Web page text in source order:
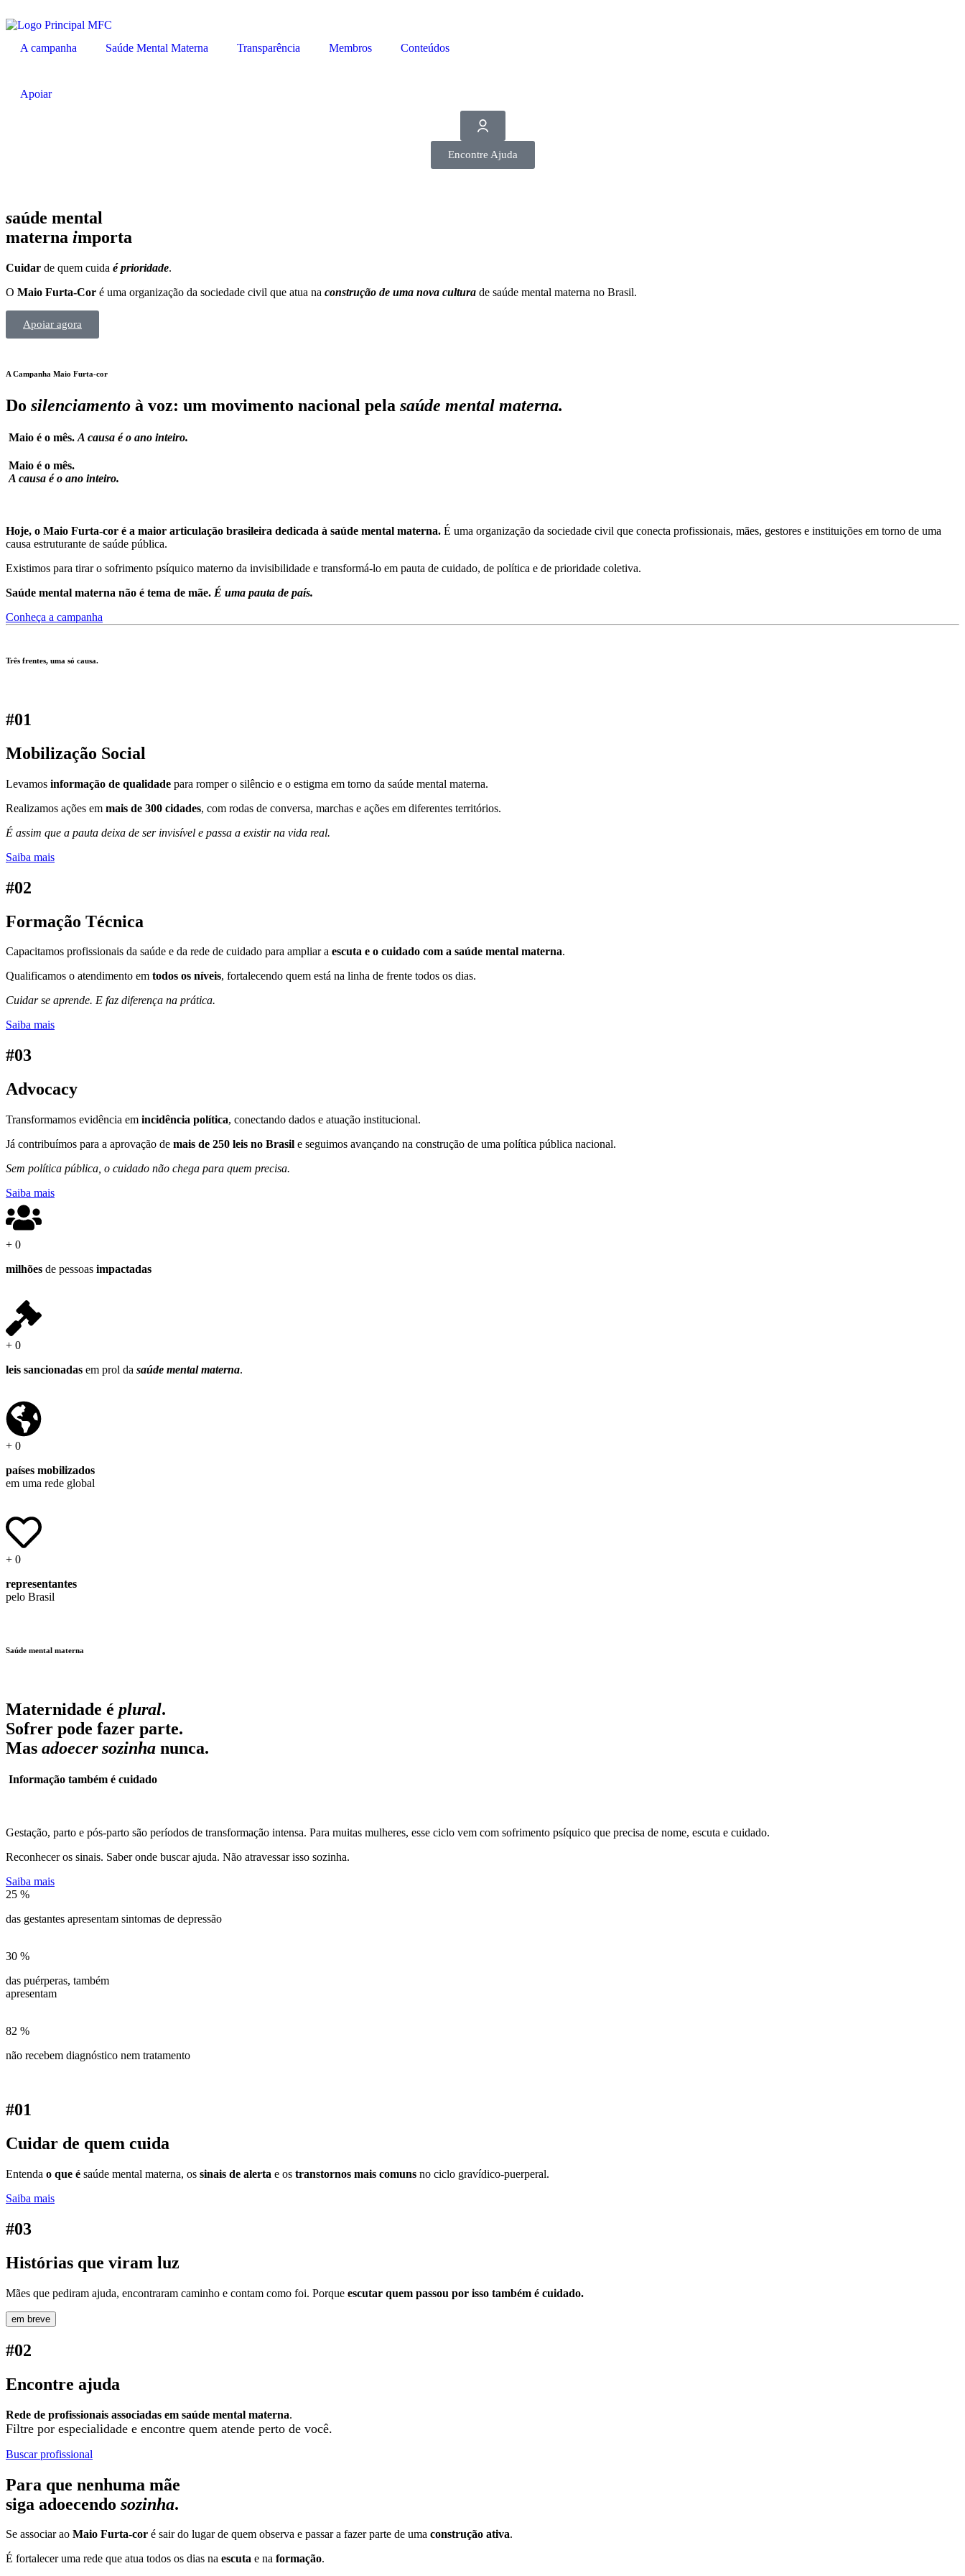
A campanha Saúde Mental Materna Transparência Membros Conteúdos
Apoiar
Encontre Ajuda
saúde mental
materna importa
Cuidar de quem cuida é prioridade.
O Maio Furta-Cor é uma organização da sociedade civil que atua na construção de uma nova cultura de saúde mental materna no Brasil.
Apoiar agora
A Campanha Maio Furta-cor
Do silenciamento à voz: um movimento nacional pela saúde mental materna.
Maio é o mês. A causa é o ano inteiro.
Maio é o mês.
A causa é o ano inteiro.
Hoje, o Maio Furta-cor é a maior articulação brasileira dedicada à saúde mental materna. É uma organização da sociedade civil que conecta profissionais, mães, gestores e instituições em torno de uma
causa estruturante de saúde pública.
Existimos para tirar o sofrimento psíquico materno da invisibilidade e transformá-lo em pauta de cuidado, de política e de prioridade coletiva.
Saúde mental materna não é tema de mãe. É uma pauta de país.
Conheça a campanha
Três frentes, uma só causa.
#01
Mobilização Social
Levamos informação de qualidade para romper o silêncio e o estigma em torno da saúde mental materna.
Realizamos ações em mais de 300 cidades, com rodas de conversa, marchas e ações em diferentes territórios.
É assim que a pauta deixa de ser invisível e passa a existir na vida real.
Saiba mais
#02
Formação Técnica
Capacitamos profissionais da saúde e da rede de cuidado para ampliar a escuta e o cuidado com a saúde mental materna.
Qualificamos o atendimento em todos os níveis, fortalecendo quem está na linha de frente todos os dias.
Cuidar se aprende. E faz diferença na prática.
Saiba mais
#03
Advocacy
Transformamos evidência em incidência política, conectando dados e atuação institucional.
Já contribuímos para a aprovação de mais de 250 leis no Brasil e seguimos avançando na construção de uma política pública nacional.
Sem política pública, o cuidado não chega para quem precisa.
Saiba mais
+ 0
milhões de pessoas impactadas
+ 0
leis sancionadas em prol da saúde mental materna.
+ 0
países mobilizados
em uma rede global
+ 0
representantes
pelo Brasil
Saúde mental materna
Maternidade é plural.
Sofrer pode fazer parte.
Mas adoecer sozinha nunca.
Informação também é cuidado
Gestação, parto e pós-parto são períodos de transformação intensa. Para muitas mulheres, esse ciclo vem com sofrimento psíquico que precisa de nome, escuta e cuidado.
Reconhecer os sinais. Saber onde buscar ajuda. Não atravessar isso sozinha.
Saiba mais
25 %
das gestantes apresentam sintomas de depressão
30 %
das puérperas, também
apresentam
82 %
não recebem diagnóstico nem tratamento
#01
Cuidar de quem cuida
Entenda o que é saúde mental materna, os sinais de alerta e os transtornos mais comuns no ciclo gravídico-puerperal.
Saiba mais
#03
Histórias que viram luz
Mães que pediram ajuda, encontraram caminho e contam como foi. Porque escutar quem passou por isso também é cuidado.
em breve
#02
Encontre ajuda
Rede de profissionais associadas em saúde mental materna.
Filtre por especialidade e encontre quem atende perto de você.
Buscar profissional
Para que nenhuma mãe
siga adoecendo sozinha.
Se associar ao Maio Furta-cor é sair do lugar de quem observa e passar a fazer parte de uma construção ativa.
É fortalecer uma rede que atua todos os dias na escuta e na formação.